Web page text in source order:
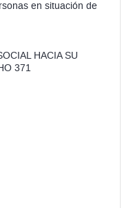
en situación de
HACIA SU
371